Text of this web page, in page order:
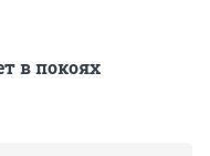
в покоях